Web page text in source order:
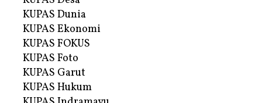
KUPAS Dunia
KUPAS Ekonomi
KUPAS FOKUS
KUPAS Foto
KUPAS Garut
KUPAS Hukum